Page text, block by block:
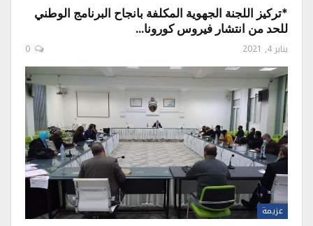
*تركيز اللجنة الجهوية المكلفة بانجاح البرنامج الوطني
للحد من انتشار فيروس كورونا…
يناير 4, 2021
عزيمة